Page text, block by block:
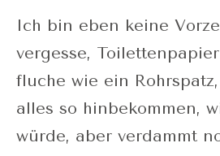
Ich bin eben keine
vergesse,
fluche wie ein
alles so hinbekommen,
würde, aber verdammt